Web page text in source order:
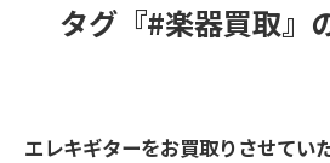
タグ『#楽器買取』
エレキギターをお買取りさせてい